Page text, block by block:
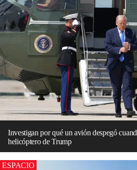
Investigan por qué un avión despegó
helicóptero de Trump
ESPACIO